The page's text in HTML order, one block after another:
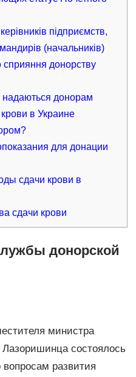
пiдприємств,
(начальникiв)
сприяння донорству
донорам
в Украине
для донации
сдачи крови в
сдачи крови
донорской
министра
состоялось
развития